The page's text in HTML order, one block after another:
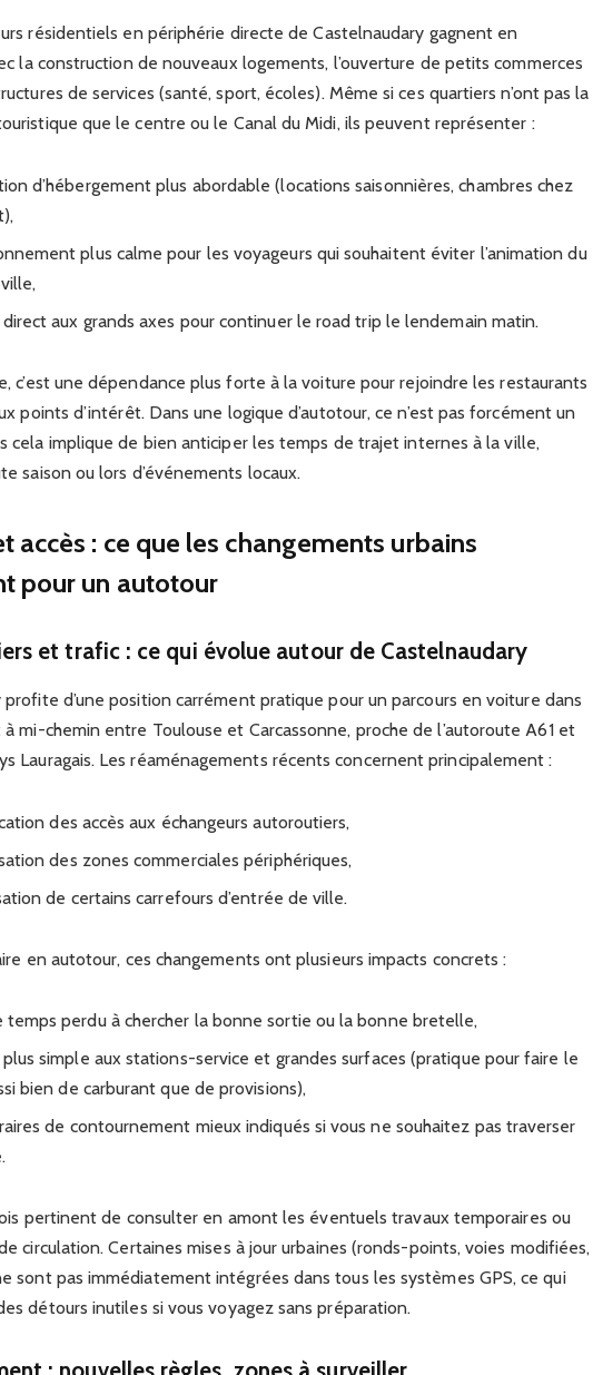
résidentiels en périphérie directe de Castelnaudary gagnent en
la construction de nouveaux logements, l’ouverture de petits commerces
de services (santé, sport, écoles). Même si ces quartiers n’ont pas la
que le centre ou le Canal du Midi, ils peuvent représenter :
d’hébergement plus abordable (locations saisonnières, chambres chez
plus calme pour les voyageurs qui souhaitent éviter l’animation du
direct aux grands axes pour continuer le road trip le lendemain matin.
c’est une dépendance plus forte à la voiture pour rejoindre les restaurants
points d’intérêt. Dans une logique d’autotour, ce n’est pas forcément un
cela implique de bien anticiper les temps de trajet internes à la ville,
saison ou lors d’événements locaux.
accès : ce que les changements urbains
pour un autotour
et trafic : ce qui évolue autour de Castelnaudary
profite d’une position carrément pratique pour un parcours en voiture dans
mi-chemin entre Toulouse et Carcassonne, proche de l’autoroute A61 et
Lauragais. Les réaménagements récents concernent principalement :
des accès aux échangeurs autoroutiers,
des zones commerciales périphériques,
de certains carrefours d’entrée de ville.
en autotour, ces changements ont plusieurs impacts concrets :
temps perdu à chercher la bonne sortie ou la bonne bretelle,
plus simple aux stations-service et grandes surfaces (pratique pour faire le
bien de carburant que de provisions),
de contournement mieux indiqués si vous ne souhaitez pas traverser
pertinent de consulter en amont les éventuels travaux temporaires ou
circulation. Certaines mises à jour urbaines (ronds-points, voies modifiées,
sont pas immédiatement intégrées dans tous les systèmes GPS, ce qui
détours inutiles si vous voyagez sans préparation.